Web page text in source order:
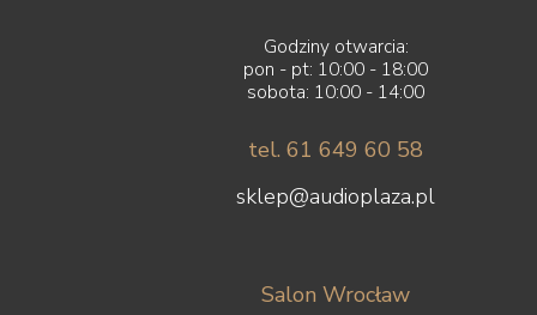
Godziny otwarcia:
pon - pt: 10:00 - 18:00
sobota: 10:00 - 14:00
tel. 61 649 60 58
sklep@audioplaza.pl
Salon Wrocław